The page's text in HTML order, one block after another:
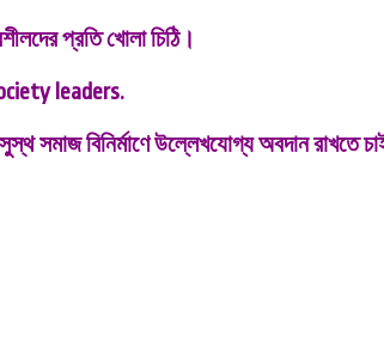
প্রতি খোলা চিঠি।
leaders.
সমাজ বিনির্মাণে উল্লেখযোগ্য অবদান রাখতে